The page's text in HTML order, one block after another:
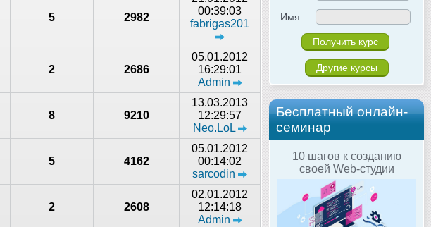
Имя:
Другие курсы
Бесплатный онлайн-
семинар
10 шагов к созданию
своей Web-студии
5 2982
00:39:03
fabrigas201
2 2686
05.01.2012
16:29:01
Admin
8 9210
13.03.2013
12:29:57
Neo.LoL
5 4162
05.01.2012
00:14:02
sarcodin
2 2608
02.01.2012
12:14:18
Admin